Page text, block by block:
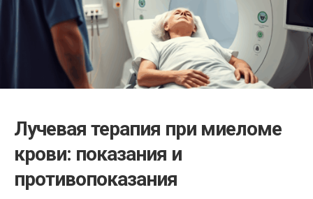
Лучевая терапия при миеломе
крови: показания и
противопоказания